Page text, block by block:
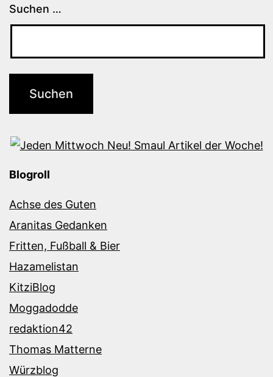
Suchen …
Blogroll
Achse des Guten
Aranitas Gedanken
Fritten, Fußball & Bier
Hazamelistan
KitziBlog
Moggadodde
redaktion42
Thomas Matterne
Würzblog